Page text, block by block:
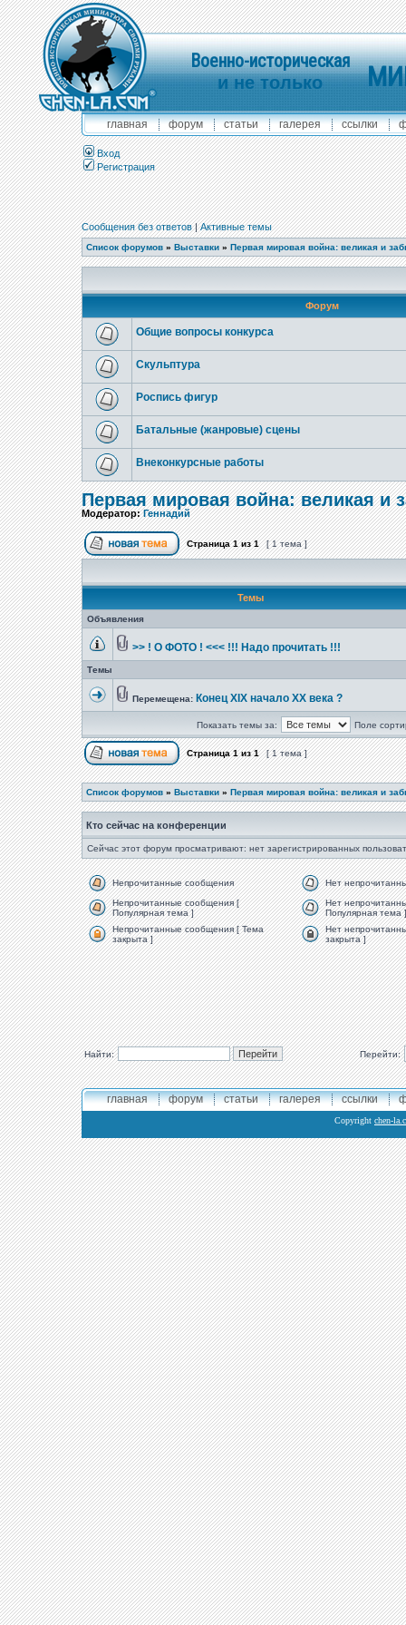
Военно-историческая
и не только
главная форум статьи галерея ссылки
Вход
Регистрация
Сообщения без ответов|Активные темы
Список форумов » Выставки » Первая мировая война: великая и
Форум
Общие вопросы конкурса
Скульптура
Роспись фигур
Батальные (жанровые) сцены
Внеконкурсные работы
Первая мировая война: великая и
Модератор:Геннадий
Страница1из1 [ 1 тема ]
Темы
Объявления
>> ! О ФОТО ! <<< !!! Надо прочитать !!!
Темы
Перемещена: Конец XIX начало XX века ?
Показать темы за: Поле
Страница1из1 [ 1 тема ]
Список форумов » Выставки » Первая мировая война: великая и
Кто сейчас на конференции
Сейчас этот форум просматривают: нет зарегистрированных
Непрочитанные сообщения
Нет
Непрочитанные сообщения [
Популярная тема ]
Нет
Популярная тема ]
Непрочитанные сообщения [ Тема
закрыта ]
Нет
закрыта ]
Найти: Перейти:
главная форум статьи галерея ссылки
Copyright chen-